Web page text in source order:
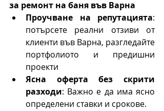
за ремонт на баня във Варна
Проучване на репутацията:
потърсете реални отзиви от
клиенти във Варна, разгледайте
портфолиото и предишни
проекти
Ясна оферта без скрити
разходи: Важно е да има ясно
определени ставки и срокове.